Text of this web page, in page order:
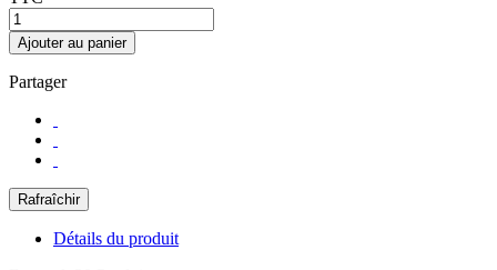
Ajouter au panier
Partager
Détails du produit